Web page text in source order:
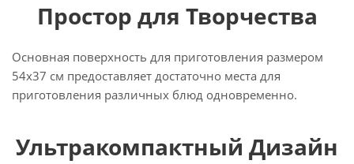
Простор для Творчества
Основная поверхность для приготовления размером
54х37 см предоставляет достаточно места для
приготовления различных блюд одновременно.
Ультракомпактный Дизайн